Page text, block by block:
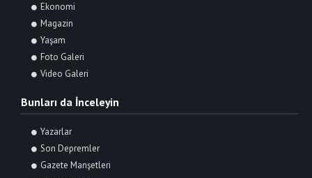
Ekonomi
Magazin
Yaşam
Foto Galeri
Video Galeri
Bunları da İnceleyin
Yazarlar
Son Depremler
Gazete Manşetleri